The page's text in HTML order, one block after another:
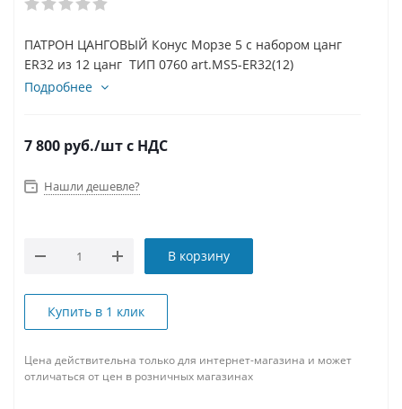
ПАТРОН ЦАНГОВЫЙ Конус Морзе 5 с набором цанг
ER32 из 12 цанг ТИП 0760 art.MS5-ER32(12)
Подробнее
7 800 руб./штс НДС
Нашли дешевле?
В корзину
Купить в 1 клик
Цена действительна только для интернет-магазина и может
отличаться от цен в розничных магазинах